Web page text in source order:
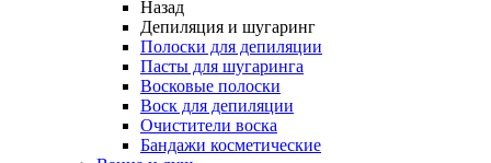
Назад
Депиляция и шугаринг
Полоски для депиляции
Пасты для шугаринга
Восковые полоски
Воск для депиляции
Очистители воска
Бандажи косметические